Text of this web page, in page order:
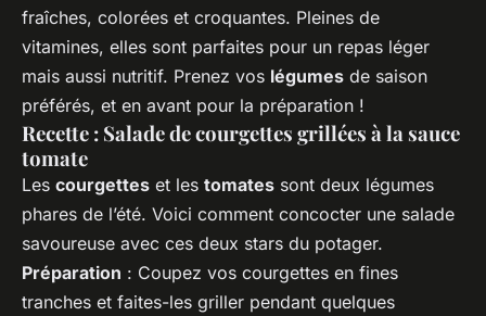
fraîches, colorées et croquantes. Pleines de
vitamines, elles sont parfaites pour un repas léger
mais aussi nutritif. Prenez vos légumes de saison
préférés, et en avant pour la préparation !
Recette : Salade de courgettes grillées à la sauce
tomate
Les courgettes et les tomates sont deux légumes
phares de l’été. Voici comment concocter une salade
savoureuse avec ces deux stars du potager.
Préparation : Coupez vos courgettes en fines
tranches et faites-les griller pendant quelques